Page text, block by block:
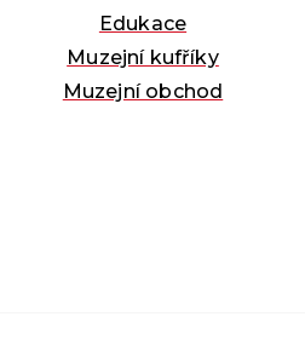
Edukace
Muzejní kufříky
Muzejní obchod